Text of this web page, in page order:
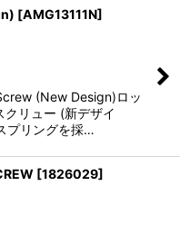
[AMG13111N]
(New Design)ロッ
リュー (新デザイ
プリングを採…
[1826029]